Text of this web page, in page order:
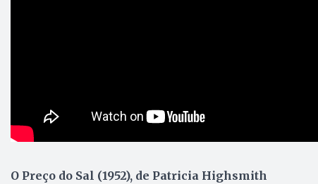
O Preço do Sal (1952), de Patricia Highsmith